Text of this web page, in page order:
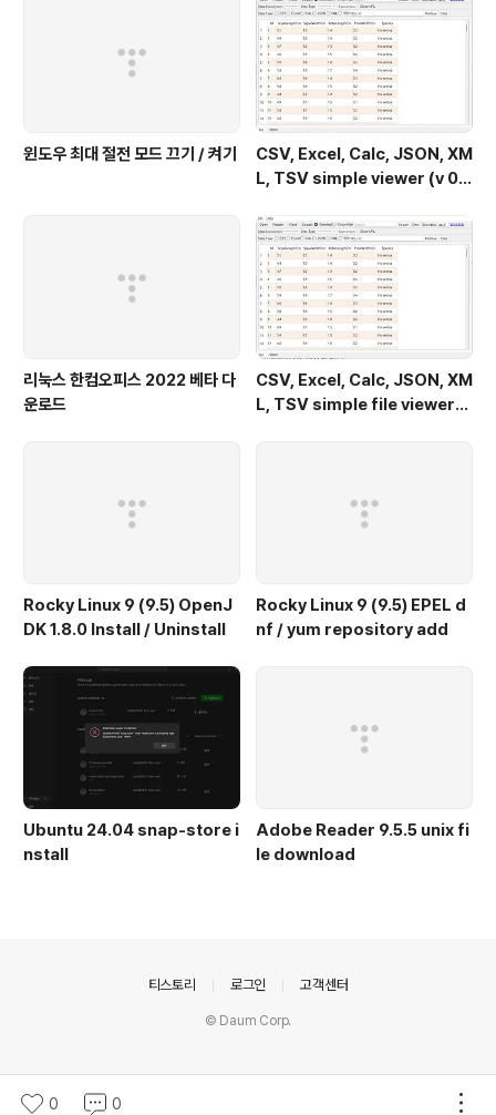
윈도우 최대 절전 모드 끄기 / 켜기
CSV, Excel, Calc, JSON, XM
L, TSV simple viewer (v 0.
리눅스 한컴오피스 2022 베타 다
운로드
CSV, Excel, Calc, JSON, XM
L, TSV simple file viewer
Rocky Linux 9 (9.5) OpenJ
DK 1.8.0 Install / Uninstall
Rocky Linux 9 (9.5) EPEL d
nf / yum repository add
Ubuntu 24.04 snap-store i
nstall
Adobe Reader 9.5.5 unix fi
le download
0 0
티스토리 로그인 고객센터
© Daum Corp.